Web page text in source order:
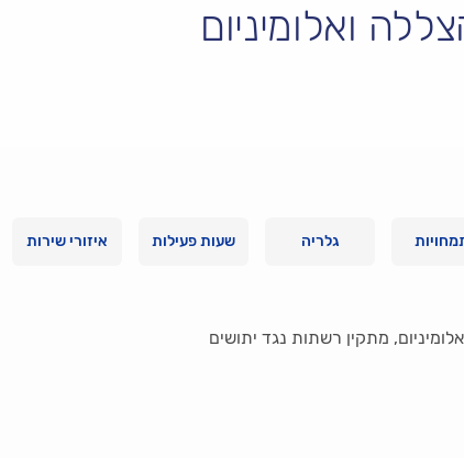
ואלומיניום
גלריה שעות פעילות איזורי שירות
מתקין רשתות נגד יתושים